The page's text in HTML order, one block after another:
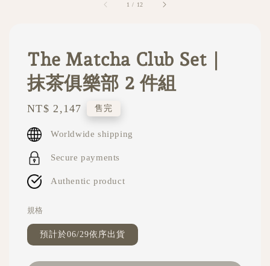
1 / 12
The Matcha Club Set｜
抹茶俱樂部 2 件組
Regular
price
NT$ 2,147 售完
Worldwide shipping
Secure payments
Authentic product
規格
預計於06/29依序出貨